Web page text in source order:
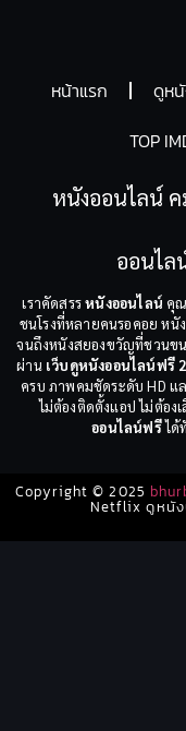
หน้าแรก ดูห
TOP
หนังออนไลน์
ออนไล
เราคัดสรรหนังออนไลน์ คุ
ชนโรงที่หลายคนรอคอย หนั
จนถึงหนังสยองขวัญที่ชวนข
ผ่าน เว็บดูหนังออนไลน์ฟรี
ครบ ภาพคมชัดระดับ HD แ
ไม่ต้องติดตั้งแอป ไม่ต้อง
ออนไลน์ฟรีได้
Copyright © 2025
Netflix ดูหนัง